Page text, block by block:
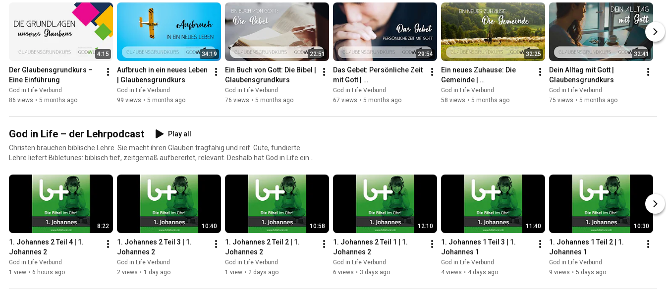
Glaubens kennenzulernen, zu vertiefen und konkret umzusetzen. 🎥 Die Videos dienen jeweils als
thematische Einführung und werden durch ein ausführliches Kursbuch ergänzt. 📘 Im Kursbuch
zum Glaubensgrundkurs sind alle Themen schriftlich vertieft und mit Reflexionsfragen
ausgearbeitet. 👉 Lade das Kursbuch direkt als PDF herunter oder bestelle eine Printversion: 🔗
hervorragend für Menschen, die neu im Glauben sind, für Christen, die ihr Fundament vertiefen
4:15
Der Glaubensgrundkurs –
Eine Einführung
God in Life Verbund
86 views • 5 months ago
34:19
Aufbruch in ein neues Leben
| Glaubensgrundkurs
God in Life Verbund
99 views • 5 months ago
22:51
Ein Buch von Gott: Die Bibel |
Glaubensgrundkurs
God in Life Verbund
76 views • 5 months ago
29:54
Das Gebet: Persönliche Zeit
mit Gott |
Glaubensgrundkurs
God in Life Verbund
67 views • 5 months ago
32:25
Ein neues Zuhause: Die
Gemeinde |
Glaubensgrundkurs
God in Life Verbund
58 views • 5 months ago
32:41
Dein Alltag mit Gott |
Glaubensgrundkurs
God in Life Verbund
75 views • 5 months ago
God in Life – der Lehrpodcast
Play all
Christen brauchen biblische Lehre. Sie macht ihren Glauben tragfähig und reif. Gute, fundierte
Lehre liefert Bibletunes: biblisch tief, zeitgemäß aufbereitet, relevant. Deshalb hat God in Life eine
Lehrpodcast von God in Life. Für alle, die Gottes Wort lieben. Für alle, die im Glauben wachsen und
stark werden wollen. Alles über den Gemeindeverbund erfährst du unter: https://godinlife.de
bibletunes empfehlen wir gerne weiter: Social Media, Links zu den Apps und Newsletter:
https://linktr.ee/bibletunes
8:22
1. Johannes 2 Teil 4 | 1.
Johannes 2
God in Life Verbund
1 view • 6 hours ago
10:40
1. Johannes 2 Teil 3 | 1.
Johannes 2
God in Life Verbund
2 views • 1 day ago
10:58
1. Johannes 2 Teil 2 | 1.
Johannes 2
God in Life Verbund
1 view • 2 days ago
12:10
1. Johannes 2 Teil 1 | 1.
Johannes 2
God in Life Verbund
6 views • 3 days ago
11:40
1. Johannes 1 Teil 3 | 1.
Johannes 1
God in Life Verbund
4 views • 4 days ago
10:30
1. Johannes 1 Teil 2 | 1.
Johannes 1
God in Life Verbund
9 views • 5 days ago